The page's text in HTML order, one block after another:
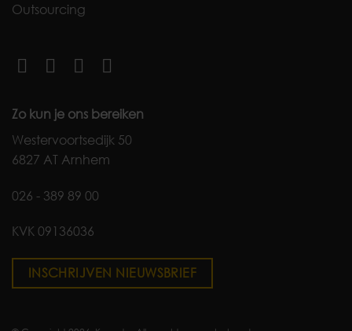
Outsourcing
Zo kun je ons bereiken
Westervoortsedijk 50
6827 AT Arnhem
026 - 389 89 00
KVK 09136036
INSCHRIJVEN NIEUWSBRIEF